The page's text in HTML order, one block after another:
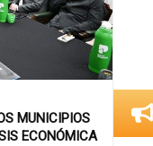
MUNICIPIOS
ECONÓMICA